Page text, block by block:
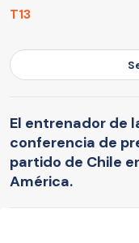
T13
El entrenador de
conferencia de
partido de Chile
América.